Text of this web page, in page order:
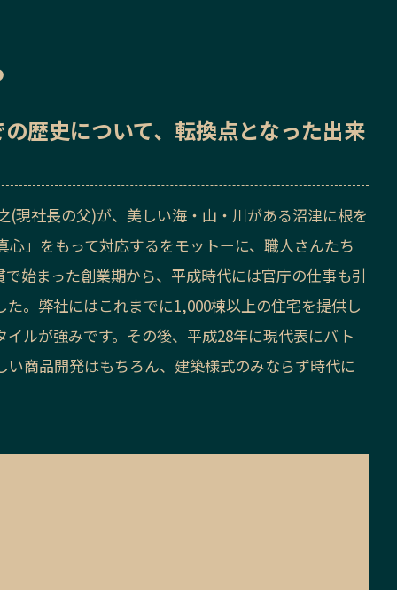
歴史について、転換点となった出来
(現社長の父)が、美しい海・山・川がある沼津に根を
」をもって対応するをモットーに、職人さんたち
始まった創業期から、平成時代には官庁の仕事も引
。弊社にはこれまでに1,000棟以上の住宅を提供し
ルが強みです。その後、平成28年に現代表にバト
商品開発はもちろん、建築様式のみならず時代に